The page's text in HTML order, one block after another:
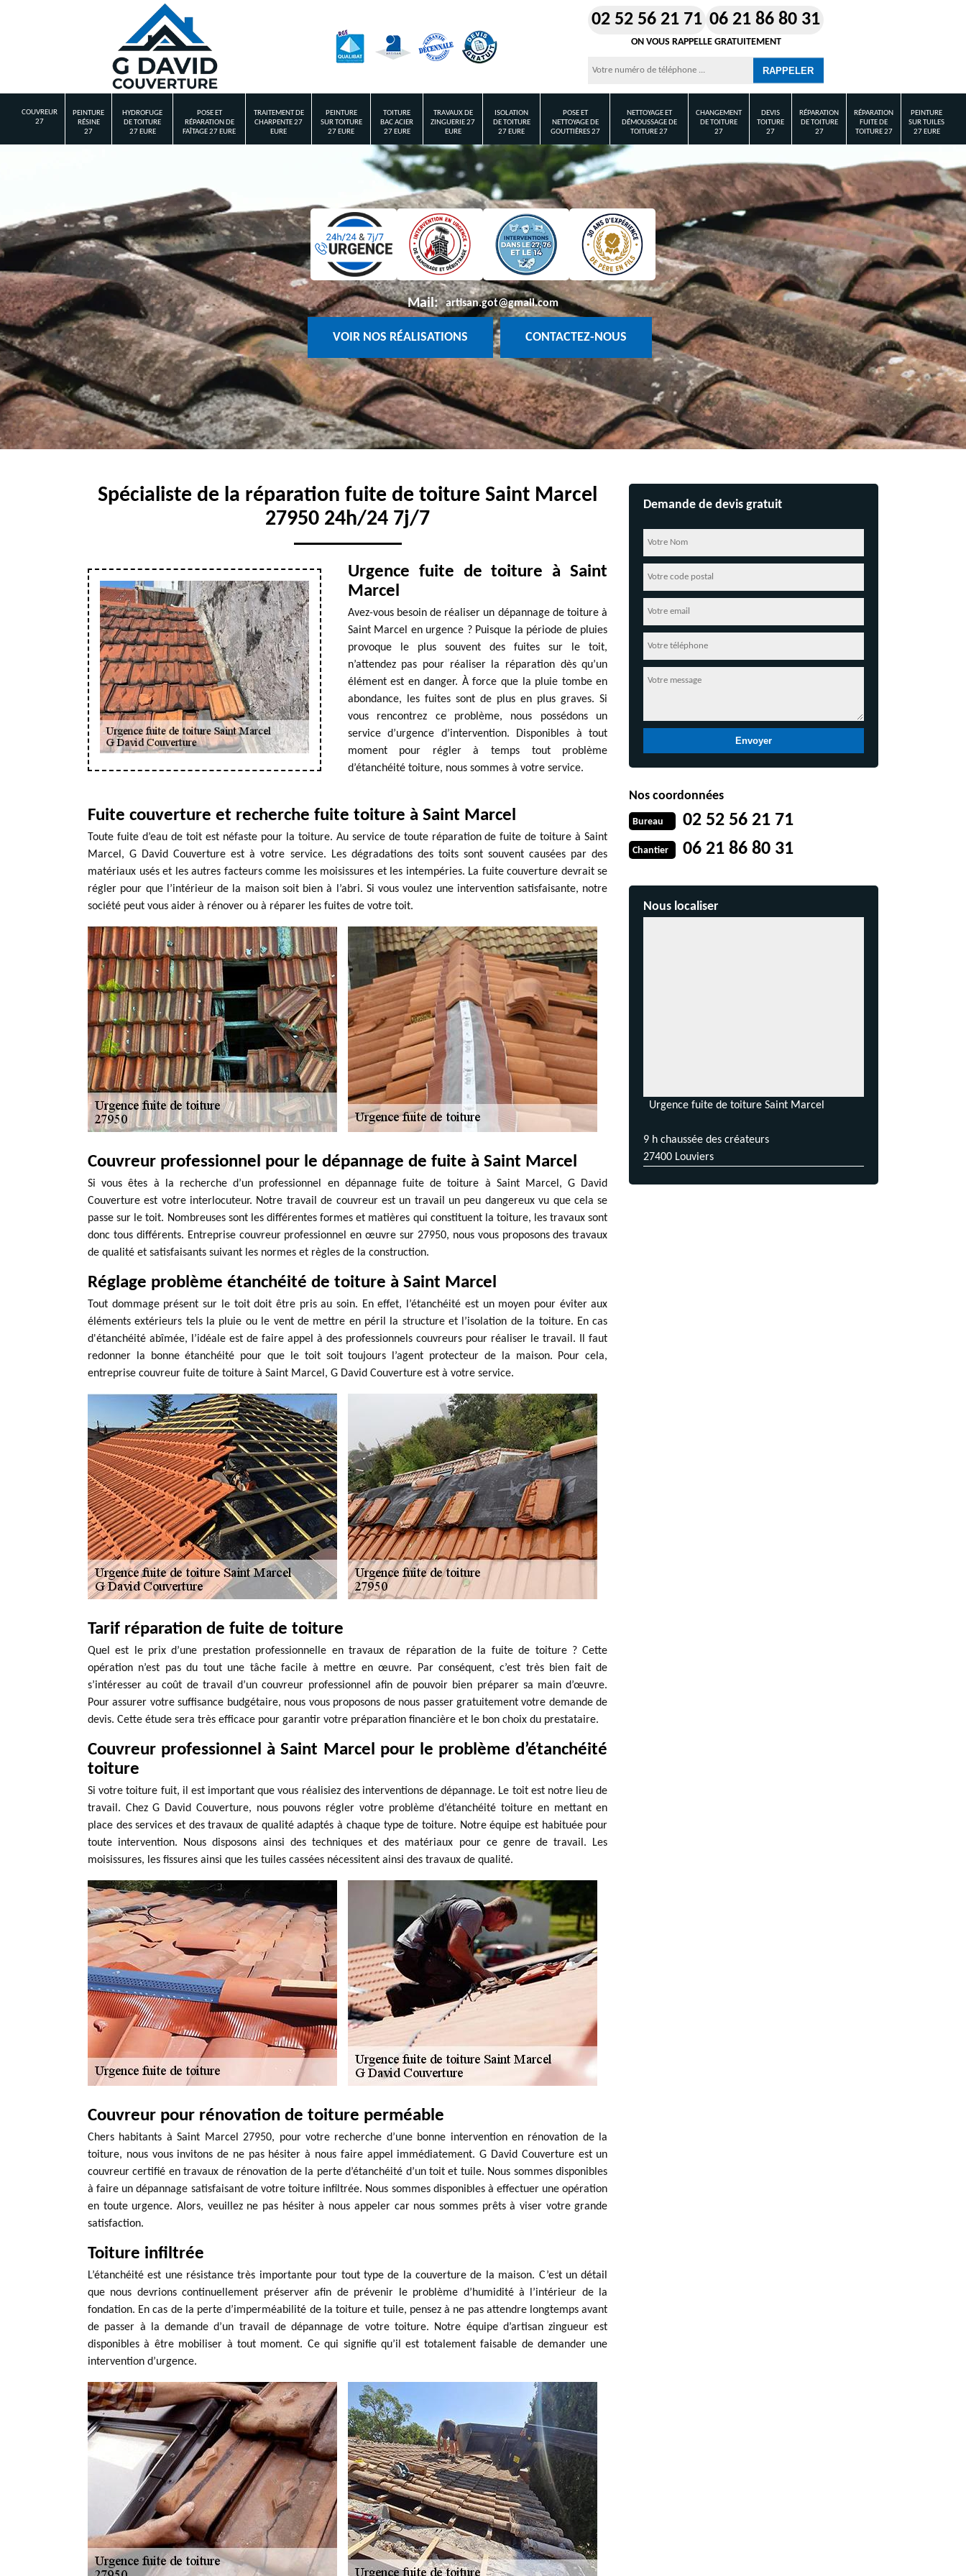
02 52 56 21 71 06 21 86 80 31
ON VOUS RAPPELLE GRATUITEMENT
COUVREUR
27
PEINTURE
RÉSINE
27
HYDROFUGE
DE TOITURE
27 EURE
POSE ET
RÉPARATION DE
FAÎTAGE 27 EURE
TRAITEMENT DE
CHARPENTE 27
EURE
PEINTURE
SUR TOITURE
27 EURE
TOITURE
BAC ACIER
27 EURE
TRAVAUX DE
ZINGUERIE 27
EURE
ISOLATION
DE TOITURE
27 EURE
POSE ET
NETTOYAGE DE
GOUTTIÈRES 27
NETTOYAGE ET
DÉMOUSSAGE DE
TOITURE 27
CHANGEMENT
DE TOITURE
27
DEVIS
TOITURE
27
RÉPARATION
DE TOITURE
27
RÉPARATION
FUITE DE
TOITURE 27
PEINTURE
SUR TUILES
27 EURE
Mail: artisan.got@gmail.com
VOIR NOS RÉALISATIONS CONTACTEZ-NOUS
Spécialiste de la réparation fuite de toiture Saint Marcel
27950 24h/24 7j/7
Urgence fuite de toiture à Saint
Marcel
Avez-vous besoin de réaliser un dépannage de toiture à
Saint Marcel en urgence ? Puisque la période de pluies
provoque le plus souvent des fuites sur le toit,
n’attendez pas pour réaliser la réparation dès qu’un
élément est en danger. À force que la pluie tombe en
abondance, les fuites sont de plus en plus graves. Si
vous rencontrez ce problème, nous possédons un
service d’urgence d’intervention. Disponibles à tout
moment pour régler à temps tout problème
d’étanchéité toiture, nous sommes à votre service.
Fuite couverture et recherche fuite toiture à Saint Marcel
Toute fuite d’eau de toit est néfaste pour la toiture. Au service de toute réparation de fuite de toiture à Saint
Marcel, G David Couverture est à votre service. Les dégradations des toits sont souvent causées par des
matériaux usés et les autres facteurs comme les moisissures et les intempéries. La fuite couverture devrait se
régler pour que l’intérieur de la maison soit bien à l’abri. Si vous voulez une intervention satisfaisante, notre
société peut vous aider à rénover ou à réparer les fuites de votre toit.
Couvreur professionnel pour le dépannage de fuite à Saint Marcel
Si vous êtes à la recherche d’un professionnel en dépannage fuite de toiture à Saint Marcel, G David
Couverture est votre interlocuteur. Notre travail de couvreur est un travail un peu dangereux vu que cela se
passe sur le toit. Nombreuses sont les différentes formes et matières qui constituent la toiture, les travaux sont
donc tous différents. Entreprise couvreur professionnel en œuvre sur 27950, nous vous proposons des travaux
de qualité et satisfaisants suivant les normes et règles de la construction.
Réglage problème étanchéité de toiture à Saint Marcel
Tout dommage présent sur le toit doit être pris au soin. En effet, l’étanchéité est un moyen pour éviter aux
éléments extérieurs tels la pluie ou le vent de mettre en péril la structure et l’isolation de la toiture. En cas
d'étanchéité abîmée, l’idéale est de faire appel à des professionnels couvreurs pour réaliser le travail. Il faut
redonner la bonne étanchéité pour que le toit soit toujours l’agent protecteur de la maison. Pour cela,
entreprise couvreur fuite de toiture à Saint Marcel, G David Couverture est à votre service.
Tarif réparation de fuite de toiture
Quel est le prix d’une prestation professionnelle en travaux de réparation de la fuite de toiture ? Cette
opération n’est pas du tout une tâche facile à mettre en œuvre. Par conséquent, c’est très bien fait de
s’intéresser au coût de travail d’un couvreur professionnel afin de pouvoir bien préparer sa main d’œuvre.
Pour assurer votre suffisance budgétaire, nous vous proposons de nous passer gratuitement votre demande de
devis. Cette étude sera très efficace pour garantir votre préparation financière et le bon choix du prestataire.
Couvreur professionnel à Saint Marcel pour le problème d’étanchéité
toiture
Si votre toiture fuit, il est important que vous réalisiez des interventions de dépannage. Le toit est notre lieu de
travail. Chez G David Couverture, nous pouvons régler votre problème d’étanchéité toiture en mettant en
place des services et des travaux de qualité adaptés à chaque type de toiture. Notre équipe est habituée pour
toute intervention. Nous disposons ainsi des techniques et des matériaux pour ce genre de travail. Les
moisissures, les fissures ainsi que les tuiles cassées nécessitent ainsi des travaux de qualité.
Couvreur pour rénovation de toiture perméable
Chers habitants à Saint Marcel 27950, pour votre recherche d’une bonne intervention en rénovation de la
toiture, nous vous invitons de ne pas hésiter à nous faire appel immédiatement. G David Couverture est un
couvreur certifié en travaux de rénovation de la perte d’étanchéité d’un toit et tuile. Nous sommes disponibles
à faire un dépannage satisfaisant de votre toiture infiltrée. Nous sommes disponibles à effectuer une opération
en toute urgence. Alors, veuillez ne pas hésiter à nous appeler car nous sommes prêts à viser votre grande
satisfaction.
Toiture infiltrée
L’étanchéité est une résistance très importante pour tout type de la couverture de la maison. C’est un détail
que nous devrions continuellement préserver afin de prévenir le problème d’humidité à l’intérieur de la
fondation. En cas de la perte d’imperméabilité de la toiture et tuile, pensez à ne pas attendre longtemps avant
de passer à la demande d’un travail de dépannage de votre toiture. Notre équipe d’artisan zingueur est
disponibles à être mobiliser à tout moment. Ce qui signifie qu’il est totalement faisable de demander une
intervention d’urgence.
Demande de devis gratuit
Nos coordonnées
Bureau 02 52 56 21 71
Chantier 06 21 86 80 31
Nous localiser
Urgence fuite de toiture Saint Marcel
9 h chaussée des créateurs
27400 Louviers